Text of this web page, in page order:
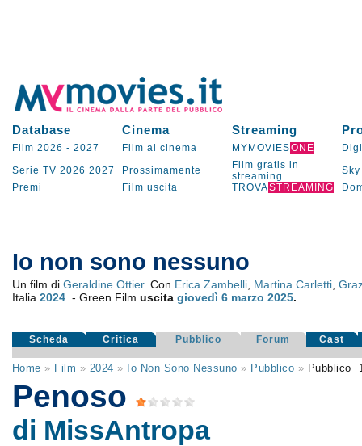
Database Cinema Streaming
Film 2026 - 2027 Film al cinema MYMOVIESONE
Serie TV 2026 2027 Prossimamente
Film gratis in
streaming
Sky
Premi
Film uscita TROVASTREAMING
Io non sono nessuno
Un film di Geraldine Ottier. Con Erica Zambelli, Martina Carletti,
Italia 2024. - Green Film uscita giovedì 6 marzo 2025.
Scheda Critica Pubblico Forum Cast
Home » Film » 2024 » Io Non Sono Nessuno » Pubblico » Pubblico
Penoso
di MissAntropa